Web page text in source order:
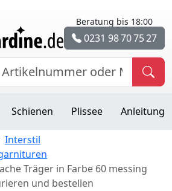
Beratung bis 18:00
0231 98 70 75 27
Schienen Plissee Anleitung
Interstil
Träger in Farbe 60 messing
und bestellen